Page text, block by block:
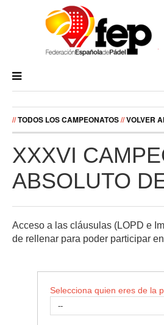
//TODOS LOS CAMPEONATOS//VOLVER
XXXVI
ABSOLUTO
Acceso a las cláusulas (LOPD e
de rellenar para poder participar
Selecciona quien eres de la